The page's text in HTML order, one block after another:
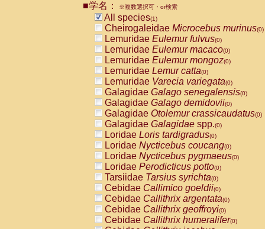
CebidaeCebus nigrivittatus
CebidaeCebus
CebidaeSaimiri boliviensis(0)
CebidaeSaimiri sciureus(0)
AtelidaeAlouatta caraya(0)
AtelidaeAlouatta fusca(0)
AtelidaeAlouatta seniculus
AtelidaeAlouattaspp.(0)
AtelidaeAteles belzebuth(0)
AtelidaeAteles geoffroyi(0)
AtelidaeAteles paniscus(0)
AtelidaeAtelesspp.(0)
Atelidae Lagothrix lagothricha
AtelidaeLagothrix lagothricha cana
PitheciidaeCacajao calvus
PitheciidaeCallicebus cupreus
PitheciidaeCallicebus donacophilus
PitheciidaeCallicebus moloch
PitheciidaeCallicebus torquatus
PitheciidaeCallicebusspp.(0)
PitheciidaeChiropotes satanas(0)
■学名： ※複数選択可・or検索
All species(1)
Cheirogaleidae Microcebus murinus(0)
Lemuridae Eulemur fulvus(0)
Lemuridae Eulemur macaco(0)
Lemuridae Eulemur mongoz(0)
Lemuridae Lemur catta(0)
Lemuridae Varecia variegata(0)
Galagidae Galago senegalensis(0)
Galagidae Galago demidovii(0)
Galagidae Otolemur crassicaudatus(0)
Galagidae Galagidae spp.(0)
Loridae Loris tardigradus(0)
Loridae Nycticebus coucang(0)
Loridae Nycticebus pygmaeus(0)
Loridae Perodicticus potto(0)
Tarsiidae Tarsius syrichta(0)
Cebidae Callimico goeldii(0)
Cebidae Callithrix argentata(0)
Cebidae Callithrix geoffroyi(0)
Cebidae Callithrix humeralifer(0)